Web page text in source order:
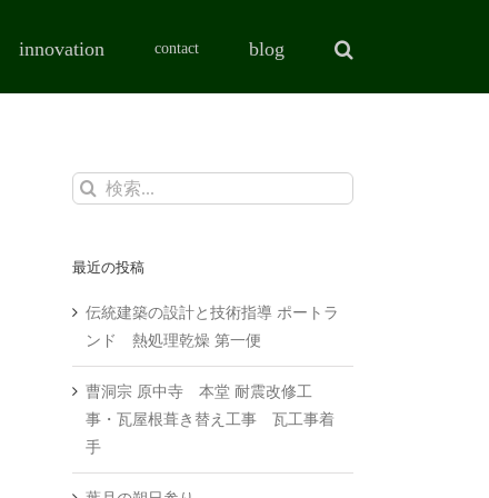
innovation contact blog
検
最近の投稿
伝統建築の設計と技術指導 ポートラ
ンド 熱処理乾燥 第一便
曹洞宗 原中寺 本堂 耐震改修工
事・瓦屋根葺き替え工事 瓦工事着
手